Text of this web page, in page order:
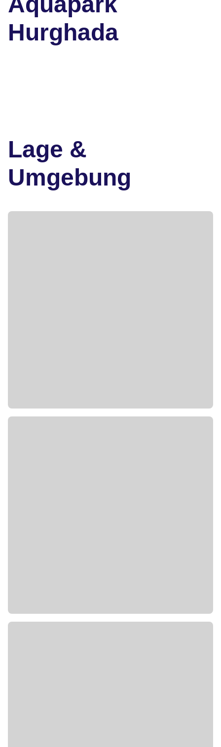
Hurghada
Lage &
Umgebung